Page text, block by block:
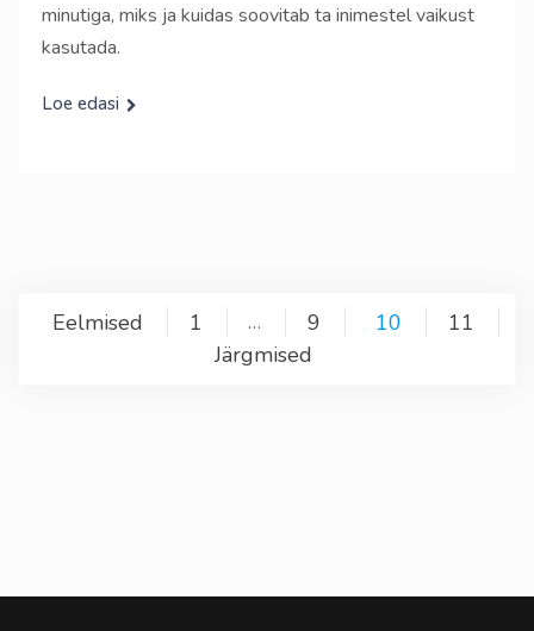
minutiga, miks ja kuidas soovitab ta inimestel vaikust
kasutada.
Loe edasi
Postituste
leheküljendus
Eelmised 1 … 9 10
11
Järgmised